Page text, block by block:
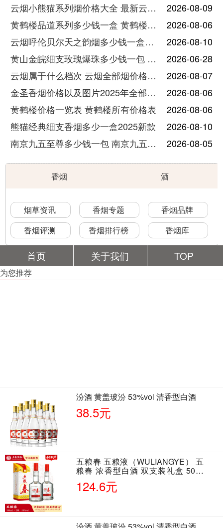
云烟小熊猫系列烟价格大全 最新云烟小熊猫图片报价
2026-08-09
黄鹤楼品道系列多少钱一盒 黄鹤楼品道系列香烟价格表图片
2026-08-06
云烟呼伦贝尔天之韵烟多少钱一盒中支价格
2026-08-10
黄山金皖细支玫瑰爆珠多少钱一包 黄山金皖细支玫瑰爆珠2025最新价格
2026-06-28
云烟属于什么档次 云烟全部烟价格表大全
2026-08-07
金圣香烟价格以及图片2025年全部价格
2026-08-06
黄鹤楼价格一览表 黄鹤楼所有价格表
2026-08-06
熊猫经典细支香烟多少一盒2025新款
2026-08-10
南京九五至尊多少钱一包 南京九五至尊价格及图片
2026-08-05
香烟 酒
烟草资讯 香烟专题
香烟品牌
香烟评测
香烟排行榜 香烟库
首页 关于我们 TOP
为您推荐
汾酒 黄盖玻汾 53%vol 清香型白酒
38.5元
五粮春 五粮液（WULIANGYE） 五
粮春 浓香型白酒 双支装礼盒 50度
500ml*2瓶 含酒具
124.6元